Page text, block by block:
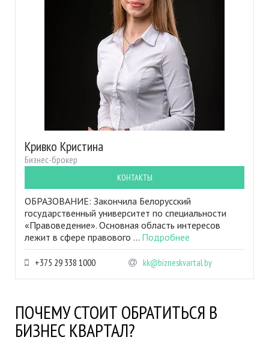
Кривко Кристина
Бизнес-брокер
КОНТАКТЫ
ОБРАЗОВАНИЕ: Закончила Белорусский
государственный университет по специальности
«Правоведение». Основная область интересов
лежит в сфере правового ... Подробнее
+375 29 338 1000 kk@bizneskvartal.by
ПОЧЕМУ СТОИТ ОБРАТИТЬСЯ В
БИЗНЕС КВАРТАЛ?